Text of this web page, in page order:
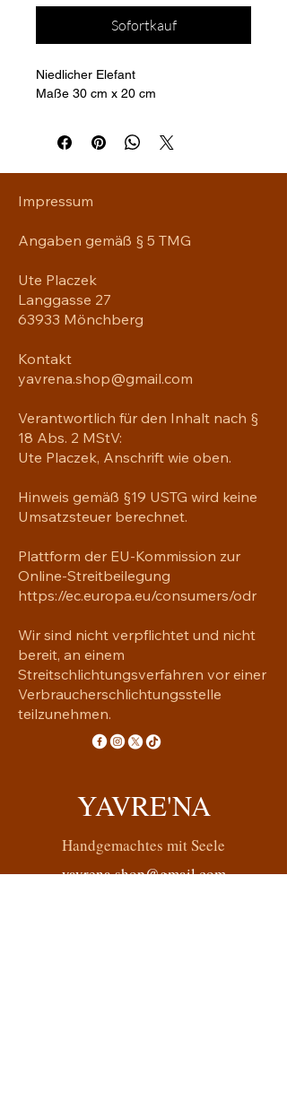
Sofortkauf
Niedlicher Elefant
Maße 30 cm x 20 cm
Impressum
Angaben gemäß § 5 TMG
Ute Placzek
Langgasse 27
63933 Mönchberg
Kontakt
yavrena.shop@gmail.com
Verantwortlich für den Inhalt nach §
18 Abs. 2 MStV:
Ute Placzek, Anschrift wie oben.
Hinweis gemäß §19 USTG wird keine
Umsatzsteuer berechnet.
Plattform der EU-Kommission zur
Online-Streitbeilegung
https://ec.europa.eu/consumers/odr
Wir sind nicht verpflichtet und nicht
bereit, an einem
Streitschlichtungsverfahren vor einer
Verbraucherschlichtungsstelle
teilzunehmen.
YAVRE'NA
Handgemachtes mit Seele
yavrena.shop@gmail.com